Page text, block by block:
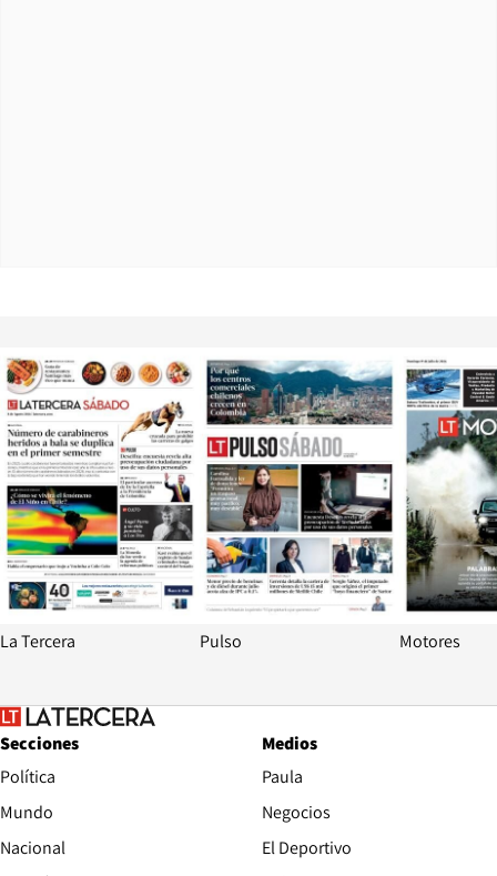
Opens in new window
La Tercera
Opens in
Pulso Motores
Secciones
Política
Mundo
Nacional
Medios
Paula
Negocios
El Deportivo